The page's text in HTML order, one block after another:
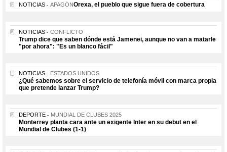
NOTICIAS APAGÓNOrexa, el pueblo que sigue fuera de cobertura
NOTICIAS CONFLICTO
Trump dice que saben dónde está Jamenei, aunque no van a matarle
"por ahora": "Es un blanco fácil"
NOTICIAS ESTADOS UNIDOS
¿Qué sabemos sobre el servicio de telefonía móvil con marca propia
que pretende lanzar Trump?
DEPORTE MUNDIAL DE CLUBES 2025
Monterrey planta cara ante un exigente Inter en su debut en el
Mundial de Clubes (1-1)